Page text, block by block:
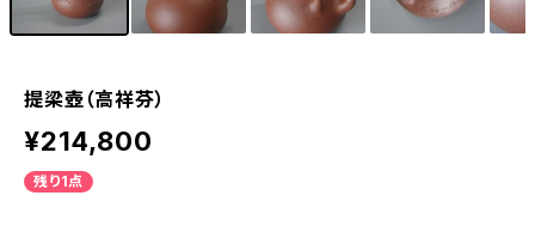
提梁壺（高祥芬）
¥214,800
残り1点